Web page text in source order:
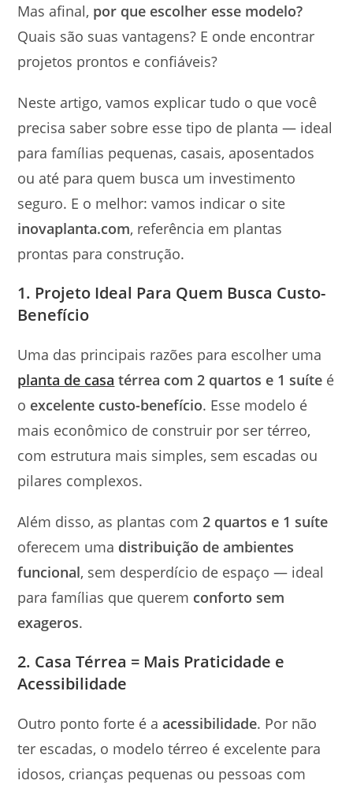
Mas afinal, por que escolher esse modelo?
Quais são suas vantagens? E onde encontrar
projetos prontos e confiáveis?
Neste artigo, vamos explicar tudo o que você
precisa saber sobre esse tipo de planta — ideal
para famílias pequenas, casais, aposentados
ou até para quem busca um investimento
seguro. E o melhor: vamos indicar o site
inovaplanta.com, referência em plantas
prontas para construção.
1. Projeto Ideal Para Quem Busca Custo-
Benefício
Uma das principais razões para escolher uma
planta de casa térrea com 2 quartos e 1 suíte é
o excelente custo-benefício. Esse modelo é
mais econômico de construir por ser térreo,
com estrutura mais simples, sem escadas ou
pilares complexos.
Além disso, as plantas com2 quartos e 1 suíte
oferecem uma distribuição de ambientes
funcional, sem desperdício de espaço — ideal
para famílias que querem conforto sem
exageros.
2. Casa Térrea = Mais Praticidade e
Acessibilidade
Outro ponto forte é aacessibilidade. Por não
ter escadas, o modelo térreo é excelente para
idosos, crianças pequenas ou pessoas com